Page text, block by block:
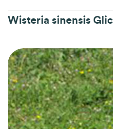
Wisteria sinensis